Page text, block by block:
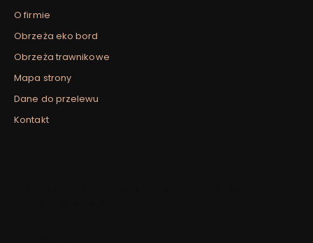
O firmie
Obrzeża eko bord
Obrzeża trawnikowe
Mapa strony
Dane do przelewu
Kontakt